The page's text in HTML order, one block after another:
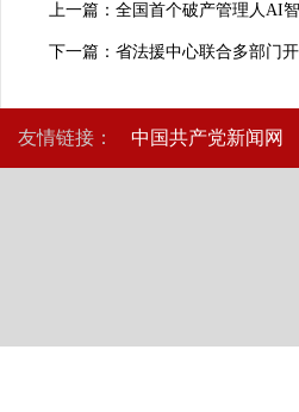
上一篇：全国首个破产管理人AI
下一篇：省法援中心联合多部门
友情链接： 中国共产党新闻网